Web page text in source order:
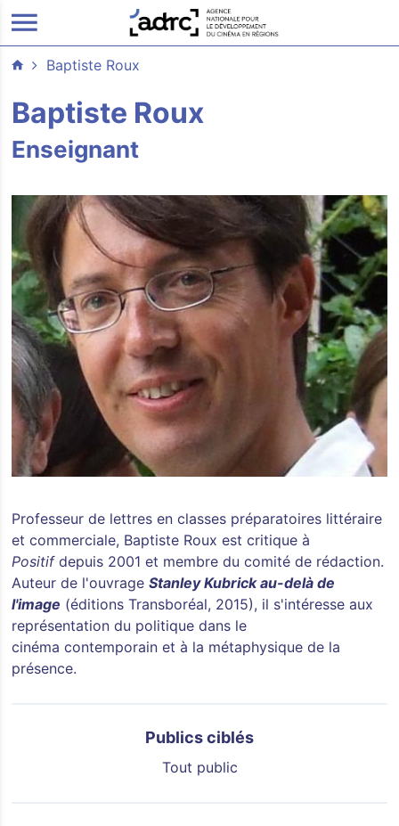
ALLER AU CONTENU PRINCIPAL
Baptiste Roux
Baptiste Roux
Enseignant
Professeur de lettres en classes préparatoires littéraire
et commerciale, Baptiste Roux est critique à
Positifdepuis 2001 et membre du comité de rédaction.
Auteur de l'ouvrageStanley Kubrick au-delà de
l'image (éditions Transboréal, 2015), il s'intéresse aux
représentation du politique dans le
cinéma contemporain et à la métaphysique de la
présence.
Publics ciblés
Tout public